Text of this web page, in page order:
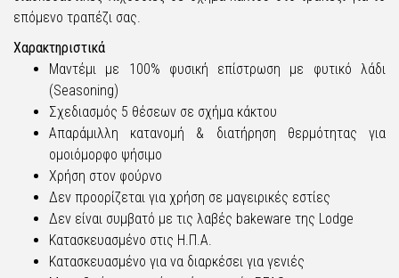
επόμενο τραπέζι σας.
Χαρακτηριστικά
Μαντέμι με 100% φυσική επίστρωση με φυτικό λάδι
(Seasoning)
Σχεδιασμός 5 θέσεων σε σχήμα κάκτου
Απαράμιλλη κατανομή & διατήρηση θερμότητας για
ομοιόμορφο ψήσιμο
Χρήση στον φούρνο
Δεν προορίζεται για χρήση σε μαγειρικές εστίες
Δεν είναι συμβατό με τις λαβές bakeware της Lodge
Κατασκευασμένο στις Η.Π.Α.
Κατασκευασμένο για να διαρκέσει για γενιές